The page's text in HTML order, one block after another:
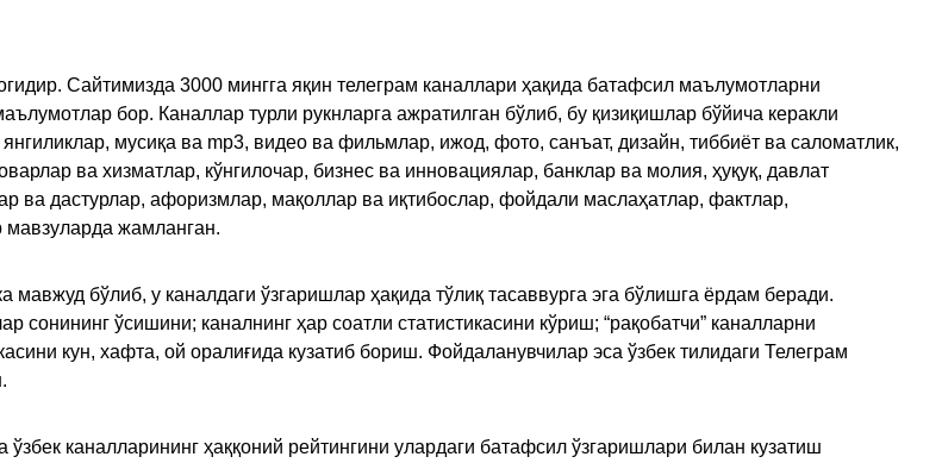
Сайтимизда 3000 мингга яқин телеграм каналлари ҳақида батафсил маълумотларни
бор. Каналлар турли рукнларга ажратилган бўлиб, бу қизиқишлар бўйича керакли
мусиқа ва mp3, видео ва фильмлар, ижод, фото, санъат, дизайн, тиббиёт ва саломатлик,
ва хизматлар, кўнгилочар, бизнес ва инновациялар, банклар ва молия, ҳуқуқ, давлат
ва дастурлар, афоризмлар, мақоллар ва иқтибослар, фойдали маслаҳатлар, фактлар,
мавзуларда жамланган.
мавжуд бўлиб, у каналдаги ўзгаришлар ҳақида тўлиқ тасаввурга эга бўлишга ёрдам беради.
ўсишини; каналнинг ҳар соатли статистикасини кўриш; “рақобатчи” каналларни
кун, хафта, ой оралиғида кузатиб бориш. Фойдаланувчилар эса ўзбек тилидаги Телеграм
каналларининг ҳаққоний рейтингини улардаги батафсил ўзгаришлари билан кузатиш